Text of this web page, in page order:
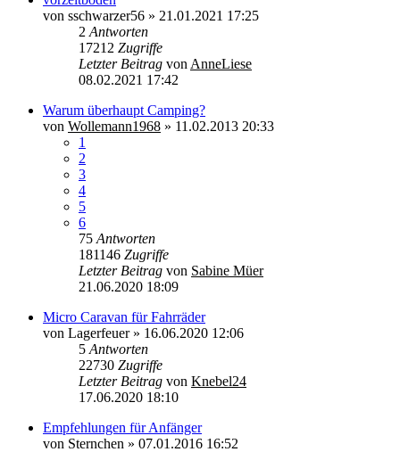
von sschwarzer56 » 21.01.2021 17:25
2 Antworten
17212 Zugriffe
Letzter Beitrag von AnneLiese
08.02.2021 17:42
Warum überhaupt Camping?
von Wollemann1968 » 11.02.2013 20:33
1
2
3
4
5
6
75 Antworten
181146 Zugriffe
Letzter Beitrag von Sabine Müer
21.06.2020 18:09
Micro Caravan für Fahrräder
von Lagerfeuer» 16.06.2020 12:06
5 Antworten
22730 Zugriffe
Letzter Beitrag von Knebel24
17.06.2020 18:10
Empfehlungen für Anfänger
von Sternchen » 07.01.2016 16:52